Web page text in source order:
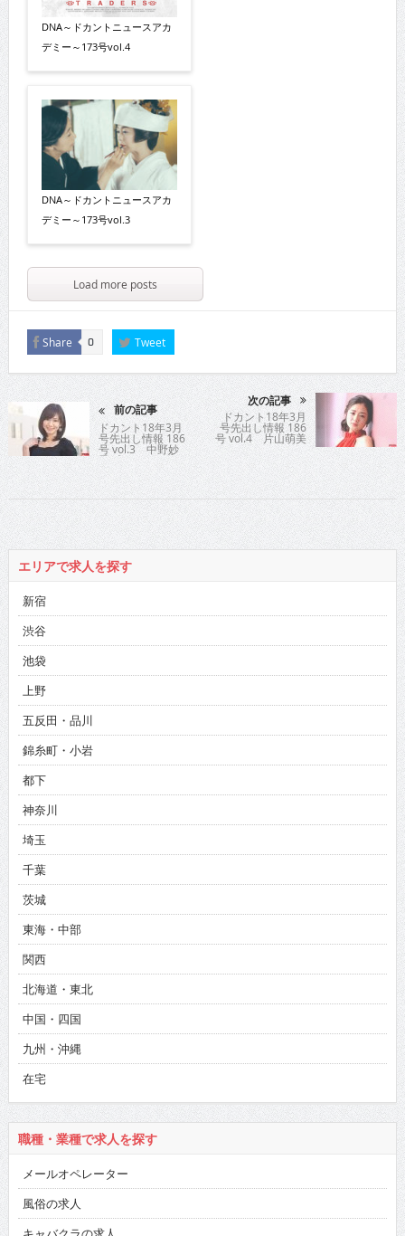
DNA～ドカントニュースアカ
デミー～173号vol.4
DNA～ドカントニュースアカ
デミー～173号vol.3
Load more posts
Share 0 Tweet
前の記事
ドカント18年3月
号先出し情報 186
号 vol.3 中野妙
子プロ
次の記事
ドカント18年3月
号先出し情報 186
号 vol.4 片山萌美
エリアで求人を探す
新宿
渋谷
池袋
上野
五反田・品川
錦糸町・小岩
都下
神奈川
埼玉
千葉
茨城
東海・中部
関西
北海道・東北
中国・四国
九州・沖縄
在宅
職種・業種で求人を探す
メールオペレーター
風俗の求人